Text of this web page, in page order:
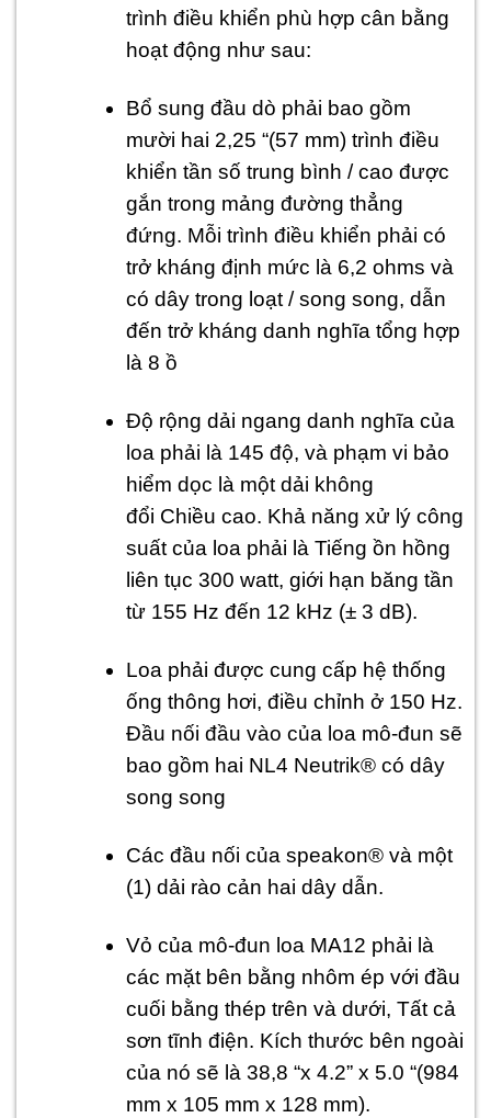
trình điều khiển phù hợp cân bằng
hoạt động như sau:
Bổ sung đầu dò phải bao gồm
mười hai 2,25 “(57 mm) trình điều
khiển tần số trung bình / cao được
gắn trong mảng đường thẳng
đứng. Mỗi trình điều khiển phải có
trở kháng định mức là 6,2 ohms và
có dây trong loạt / song song, dẫn
đến trở kháng danh nghĩa tổng hợp
là 8 ồ
Độ rộng dải ngang danh nghĩa của
loa phải là 145 độ, và phạm vi bảo
hiểm dọc là một dải không
đổi Chiều cao. Khả năng xử lý công
suất của loa phải là Tiếng ồn hồng
liên tục 300 watt, giới hạn băng tần
từ 155 Hz đến 12 kHz (± 3 dB).
Loa phải được cung cấp hệ thống
ống thông hơi, điều chỉnh ở 150 Hz.
Đầu nối đầu vào của loa mô-đun sẽ
bao gồm hai NL4 Neutrik® có dây
song song
Các đầu nối của speakon® và một
(1) dải rào cản hai dây dẫn.
Vỏ của mô-đun loa MA12 phải là
các mặt bên bằng nhôm ép với đầu
cuối bằng thép trên và dưới, Tất cả
sơn tĩnh điện. Kích thước bên ngoài
của nó sẽ là 38,8 “x 4.2” x 5.0 “(984
mm x 105 mm x 128 mm).